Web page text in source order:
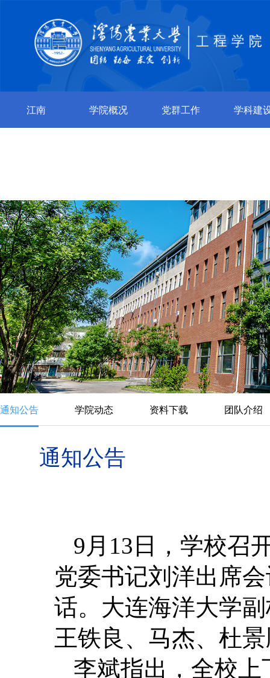
江南 学院概况 党群工作 学科建
通知公告 学院动态 资料下载 团队介绍
通知公告
9月13日，学校召
党委书记刘洋出席
话。大连海洋大学
王铁良、马杰、杜
李斌指出，全校